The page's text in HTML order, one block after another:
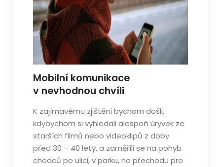
Mobilní komunikace
v nevhodnou chvíli
K zajímavému zjištění bychom došli,
kdybychom si vyhledali alespoň úryvek ze
starších filmů nebo videoklipů z doby
před 30 – 40 lety, a zaměřili se na pohyb
chodců po ulici, v parku, na přechodu pro